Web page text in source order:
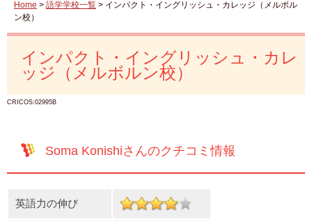
Home > 語学学校一覧 > インパクト・イングリッシュ・カレッジ（メルボル
ン校）
インパクト・イングリッシュ・カレ
ッジ（メルボルン校）
CRICOS:02995B
Soma Konishiさんのクチコミ情報
英語力の伸び